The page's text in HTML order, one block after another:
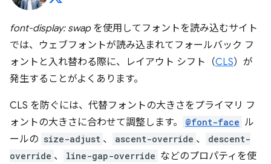
font-display: swapを使用してフォントを読み込むサイト
では、ウェブフォントが読み込まれてフォールバック フ
ォントと入れ替わる際に、レイアウト シフト（CLS）が
発生することがよくあります。
CLS を防ぐには、代替フォントの大きさをプライマリ フ
ォントの大きさに合わせて調整します。
@font-face ル
ールの size-adjust 、 ascent-override 、
descent-
override 、 line-gap-override などのプロパティを使